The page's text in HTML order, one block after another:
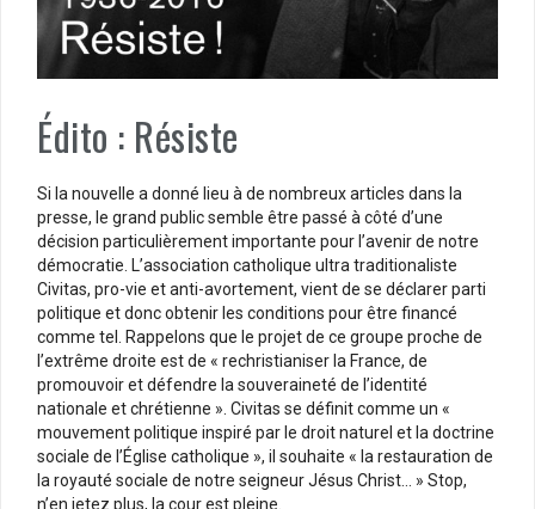
Édito : Résiste
Si la nouvelle a donné lieu à de nombreux articles dans la
presse, le grand public semble être passé à côté d’une
décision particulièrement importante pour l’avenir de notre
démocratie. L’association catholique ultra traditionaliste
Civitas, pro-vie et anti-avortement, vient de se déclarer parti
politique et donc obtenir les conditions pour être financé
comme tel. Rappelons que le projet de ce groupe proche de
l’extrême droite est de « rechristianiser la France, de
promouvoir et défendre la souveraineté de l’identité
nationale et chrétienne ». Civitas se définit comme un «
mouvement politique inspiré par le droit naturel et la doctrine
sociale de l’Église catholique », il souhaite « la restauration de
la royauté sociale de notre seigneur Jésus Christ… » Stop,
n’en jetez plus, la cour est pleine.